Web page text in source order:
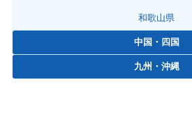
和歌山県
中国・四国
九州・沖縄